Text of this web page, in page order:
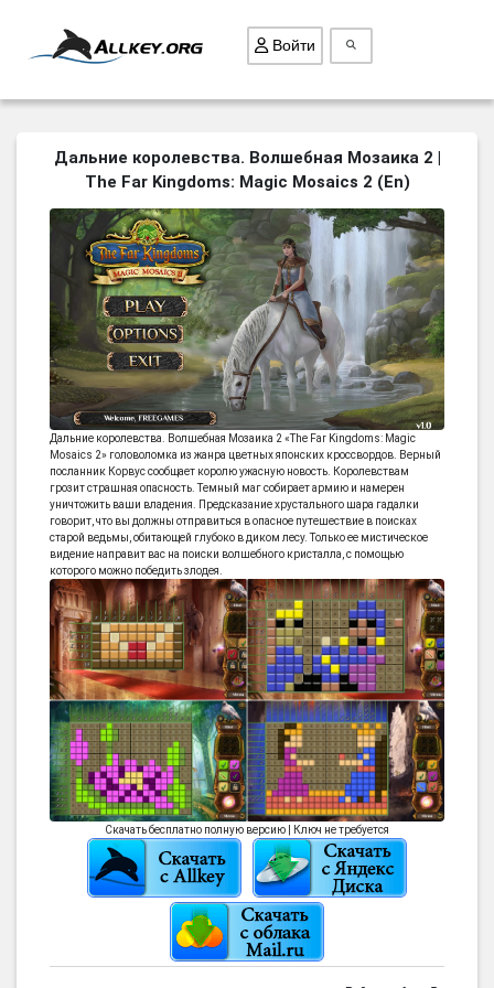
ВСЕ ИГРЫ
ПОИСК ПРЕДМЕТОВ
ГОЛОВОЛОМКИ
БИЗНЕС
ТРИ-В-РЯД
СТРАТЕГИИ
СТРЕЛЯЛКИ
КВЕСТ
КАК СКАЧАТЬ
НОВОСТИ
Войти
Дальние королевства. Волшебная Мозаика 2 |
The Far Kingdoms: Magic Mosaics 2 (En)
Дальние королевства. Волшебная Мозаика 2 «The Far Kingdoms: Magic
Mosaics 2» головоломка из жанра цветных японских кроссвордов. Верный
посланник Корвус сообщает королю ужасную новость. Королевствам
грозит страшная опасность. Темный маг собирает армию и намерен
уничтожить ваши владения. Предсказание хрустального шара гадалки
говорит, что вы должны отправиться в опасное путешествие в поисках
старой ведьмы, обитающей глубоко в диком лесу. Только ее мистическое
видение направит вас на поиски волшебного кристалла, с помощью
которого можно победить злодея.
Скачать бесплатно полную версию | Ключ не требуется